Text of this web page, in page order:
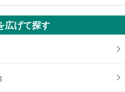
広げて探す